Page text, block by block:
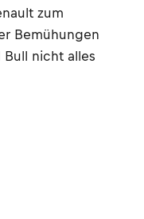
zum
Bemühungen
nicht alles